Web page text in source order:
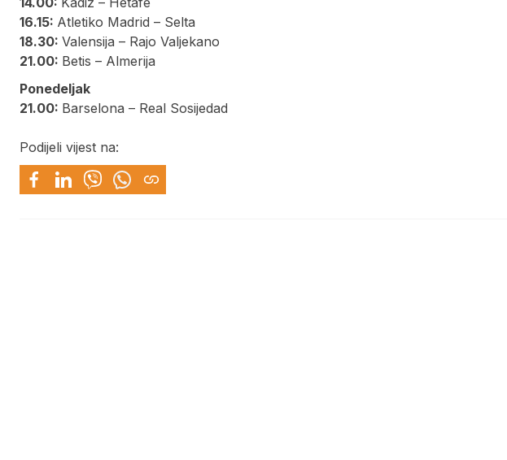
16.15: Atletiko Madrid – Selta
18.30: Valensija – Rajo Valjekano
21.00: Betis – Almerija
Ponedeljak
21.00: Barselona – Real Sosijedad
Podijeli vijest na: